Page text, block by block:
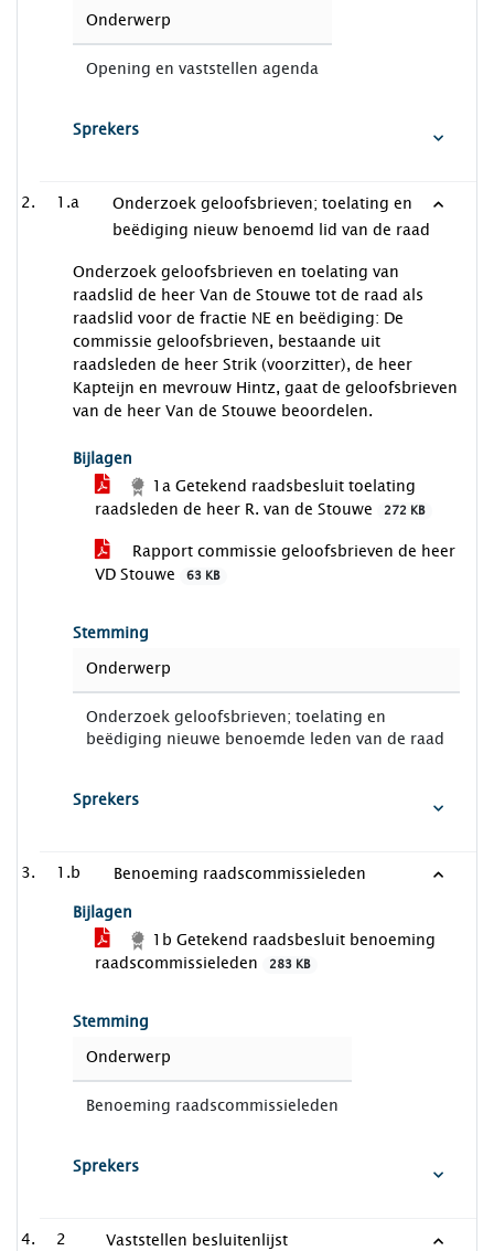
Onderwerp
Opening en vaststellen agenda
Sprekers
1.a
Onderzoek geloofsbrieven; toelating en
beëdiging nieuw benoemd lid van de raad
Onderzoek geloofsbrieven en toelating van
raadslid de heer Van de Stouwe tot de raad als
raadslid voor de fractie NE en beëdiging: De
commissie geloofsbrieven, bestaande uit
raadsleden de heer Strik (voorzitter), de heer
Kapteijn en mevrouw Hintz, gaat de geloofsbrieven
van de heer Van de Stouwe beoordelen.
Bijlagen
1a Getekend raadsbesluit toelating
raadsleden de heer R. van de Stouwe
272 KB
Rapport commissie geloofsbrieven de heer
VD Stouwe
63 KB
Stemming
Onderwerp
Onderzoek geloofsbrieven; toelating en
beëdiging nieuwe benoemde leden van de raad
Sprekers
1.b
Benoeming raadscommissieleden
Bijlagen
1b Getekend raadsbesluit benoeming
raadscommissieleden
283 KB
Stemming
Onderwerp
Benoeming raadscommissieleden
Sprekers
2 Vaststellen besluitenlijst